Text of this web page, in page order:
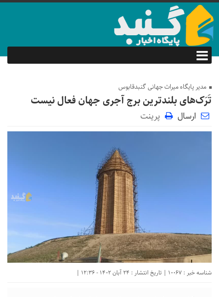
مدیر پایگاه میراث جهانی گنبدقابوس
تَرَک‌های بلندترین برج آجری جهان فعال نیست
ارسال پرینت
شناسه خبر : 10067 | تاریخ انتشار : 24 آبان 1402 - 12:36 |